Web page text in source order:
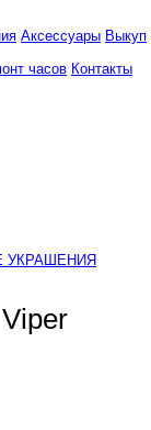
Аксессуары Выкуп
часов Контакты
УКРАШЕНИЯ